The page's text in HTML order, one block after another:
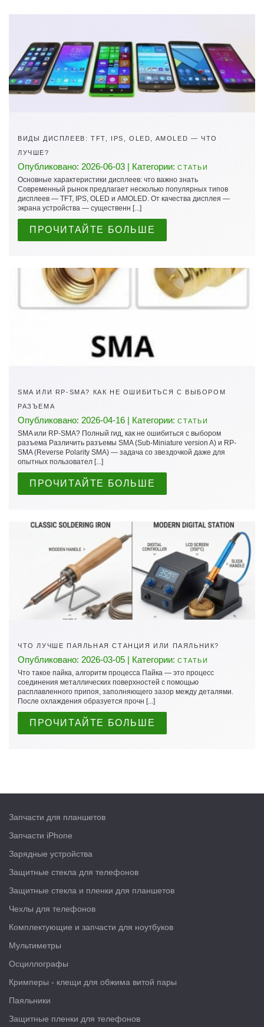
ВИДЫ ДИСПЛЕЕВ: TFT, IPS, OLED, AMOLED — ЧТО
ЛУЧШЕ?
Опубликовано: 2026-06-03 | Категории: СТАТЬИ
Основные характеристики дисплеев: что важно знать
Современный рынок предлагает несколько популярных типов
дисплеев — TFT, IPS, OLED и AMOLED. От качества дисплея —
экрана устройства — существенн [...]
ПРОЧИТАЙТЕ БОЛЬШЕ
SMA ИЛИ RP-SMA? КАК НЕ ОШИБИТЬСЯ С ВЫБОРОМ
РАЗЪЕМА
Опубликовано: 2026-04-16 | Категории: СТАТЬИ
SMA или RP-SMA? Полный гид, как не ошибиться с выбором
разъема Различить разъемы SMA (Sub-Miniature version A) и RP-
SMA (Reverse Polarity SMA) — задача со звездочкой даже для
опытных пользовател [...]
ПРОЧИТАЙТЕ БОЛЬШЕ
ЧТО ЛУЧШЕ ПАЯЛЬНАЯ СТАНЦИЯ ИЛИ ПАЯЛЬНИК?
Опубликовано: 2026-03-05 | Категории: СТАТЬИ
Что такое пайка, алгоритм процесса Пайка — это процесс
соединения металлических поверхностей с помощью
расплавленного припоя, заполняющего зазор между деталями.
После охлаждения образуется прочн [...]
ПРОЧИТАЙТЕ БОЛЬШЕ
Запчасти для планшетов
Запчасти iPhone
Зарядные устройства
Защитные стекла для телефонов
Защитные стекла и пленки для планшетов
Чехлы для телефонов
Комплектующие и запчасти для ноутбуков
Мультиметры
Осциллографы
Кримперы - клещи для обжима витой пары
Паяльники
Защитные пленки для телефонов